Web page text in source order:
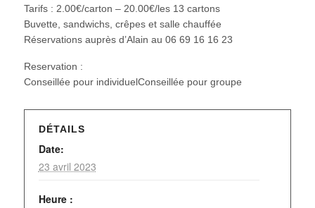
Tarifs : 2.00€/carton – 20.00€/les 13 cartons
Buvette, sandwichs, crêpes et salle chauffée
Réservations auprès d’Alain au 06 69 16 16 23
Reservation :
Conseillée pour individuelConseillée pour groupe
DÉTAILS
Date:
23 avril 2023
Heure :